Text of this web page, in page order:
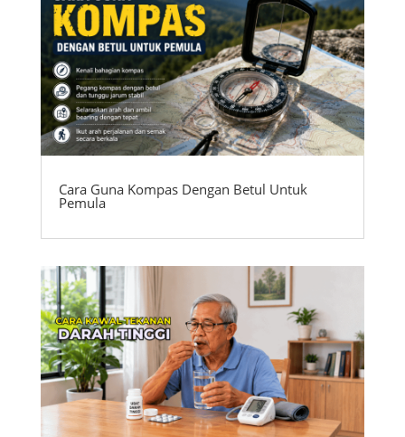
Cara Guna Kompas Dengan Betul Untuk
Pemula